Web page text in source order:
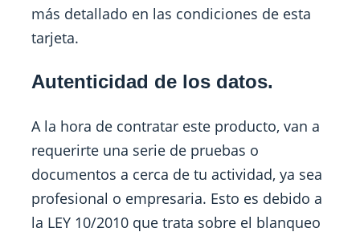
más detallado en las condiciones de esta
tarjeta.
Autenticidad de los datos.
A la hora de contratar este producto, van a
requerirte una serie de pruebas o
documentos a cerca de tu actividad, ya sea
profesional o empresaria. Esto es debido a
la LEY 10/2010 que trata sobre el blanqueo